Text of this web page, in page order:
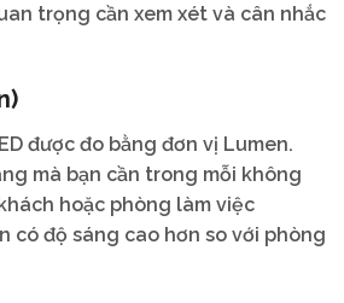
trọng cần xem xét và cân nhắc
được đo bằng đơn vị Lumen.
mà bạn cần trong mỗi không
hoặc phòng làm việc
có độ sáng cao hơn so với phòng